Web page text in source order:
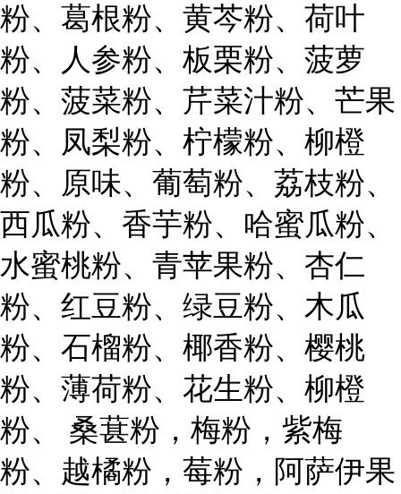
粉、葛根粉、黄芩粉、荷叶
粉、人参粉、板栗粉、菠萝
粉、菠菜粉、芹菜汁粉、芒果
粉、凤梨粉、柠檬粉、柳橙
粉、原味、葡萄粉、荔枝粉、
西瓜粉、香芋粉、哈蜜瓜粉、
水蜜桃粉、青苹果粉、杏仁
粉、红豆粉、绿豆粉、木瓜
粉、石榴粉、椰香粉、樱桃
粉、薄荷粉、花生粉、柳橙
粉、 桑葚粉，梅粉，紫梅
粉、越橘粉，莓粉，阿萨伊果